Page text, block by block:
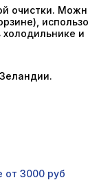
очистки.
от 3000 руб